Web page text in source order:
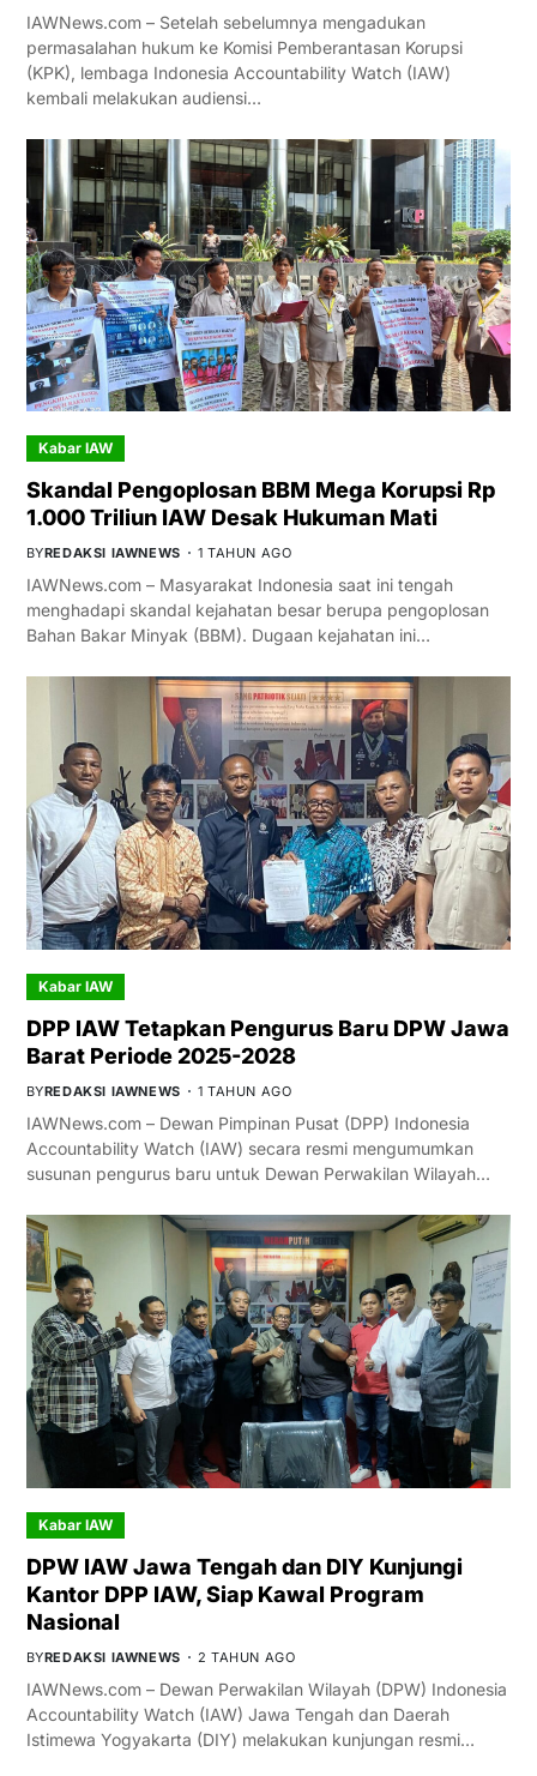
IAWNews.com – Setelah sebelumnya mengadukan
permasalahan hukum ke Komisi Pemberantasan Korupsi
(KPK), lembaga Indonesia Accountability Watch (IAW)
kembali melakukan audiensi…
Kabar IAW
Skandal Pengoplosan BBM Mega Korupsi Rp
1.000 Triliun IAW Desak Hukuman Mati
BYREDAKSI IAWNEWS 1 TAHUN AGO
IAWNews.com – Masyarakat Indonesia saat ini tengah
menghadapi skandal kejahatan besar berupa pengoplosan
Bahan Bakar Minyak (BBM). Dugaan kejahatan ini…
Kabar IAW
DPP IAW Tetapkan Pengurus Baru DPW Jawa
Barat Periode 2025-2028
BYREDAKSI IAWNEWS 1 TAHUN AGO
IAWNews.com – Dewan Pimpinan Pusat (DPP) Indonesia
Accountability Watch (IAW) secara resmi mengumumkan
susunan pengurus baru untuk Dewan Perwakilan Wilayah…
Kabar IAW
DPW IAW Jawa Tengah dan DIY Kunjungi
Kantor DPP IAW, Siap Kawal Program
Nasional
BYREDAKSI IAWNEWS 2 TAHUN AGO
IAWNews.com – Dewan Perwakilan Wilayah (DPW) Indonesia
Accountability Watch (IAW) Jawa Tengah dan Daerah
Istimewa Yogyakarta (DIY) melakukan kunjungan resmi…